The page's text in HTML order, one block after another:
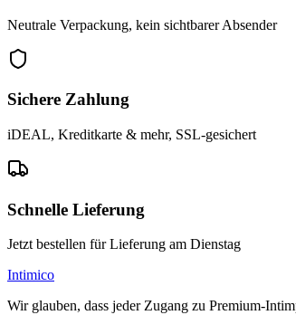
Neutrale Verpackung, kein sichtbarer Absender
Sichere Zahlung
iDEAL, Kreditkarte & mehr, SSL-gesichert
Schnelle Lieferung
Jetzt bestellen für Lieferung am Dienstag
Intimico
Wir glauben, dass jeder Zugang zu Premium-